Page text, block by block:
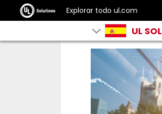
Explorar todo ul.com
UL